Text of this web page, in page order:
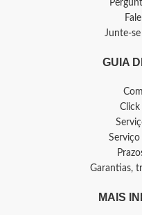
Junte-
GUIA
Garantias,
MAIS